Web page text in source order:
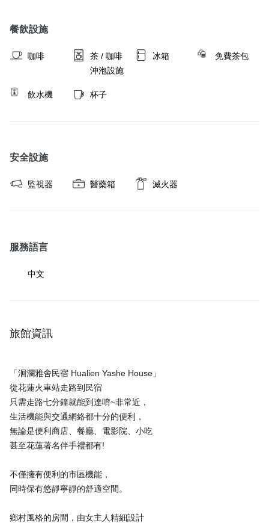
餐飲設施
咖啡
茶 / 咖啡
沖泡設施
冰箱 免費茶包
飲水機 杯子
安全設施
監視器 醫藥箱 滅火器
服務語言
中文
旅館資訊
「洄瀾雅舍民宿 Hualien Yashe House」
從花蓮火車站走路到民宿
只需走路七分鐘就能到達唷~非常近，
生活機能與交通網絡都十分的便利，
無論是便利商店、餐廳、電影院、小吃
甚至花蓮著名伴手禮都有!
不僅擁有便利的市區機能，
同時保有悠靜寧靜的舒適空間。
鄉村風格的房間，由女主人精細設計